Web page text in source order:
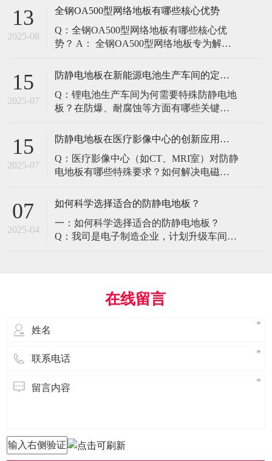
您必须计算机房规划区域内最重设备的单
点载荷（通常指服务器机柜的支脚压
力）。 轻型机房（标准服务器/网络柜）：
单点载荷通常在1960N，主流的优质复合地
13
2025-08
全钢OA500型网络地板有哪些核心优势
Q：全钢OA500型网络地板有哪些核心优
势？ A： 全钢OA500型网络地板专为解决
以下核心优势： 高强度结构：采用优质冷
轧钢板拉伸焊接成型，表面磷化后静电喷
塑，防锈耐磨，承重性能优异。 便捷布
线：配套活动线槽板设计，可轻松掀起盖
15
2025-07
防静电地板在新能源电池生产车间的定制化解决方案
Q：锂电池生产车间为何需要特殊防静电地
板？在防爆、耐腐蚀等方面有哪些关键技
环境并存的特殊场景，需要全方位防护方
境要求 • 防爆等级：Ex IIB T4（ATEX认
证） • 静电泄放速度：<0.
15
2025-07
防静电地板在医疗影像中心的创新应用方案
Q：医疗影像中心（如CT、MRI室）对防静
电地板有哪些特殊要求？如何解决电磁干
环境特殊性对防静电地板提出了前所未有
疗影像环境的特殊需求 电磁兼容性要求 •
MRI室需完全无磁：磁化率<0.001（
07
2025-04
如何科学选择适合的防静电地板？
一：如何科学选择适合的防静电地板？
Q：我司是电子制造企业，计划升级车间地
用场景、技术指标及长期维护成本综合考
量。作为深耕行业多年的广东立品地板科
在线留言